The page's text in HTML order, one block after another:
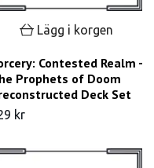
Lägg i korgen
Contested Realm -
Prophets of Doom
Deck Set
kr